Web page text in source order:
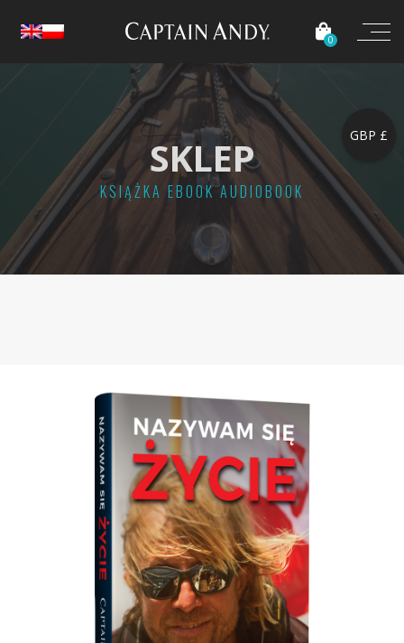
0
SKLEP
KSIĄŻKA EBOOK AUDIOBOOK
GBP £